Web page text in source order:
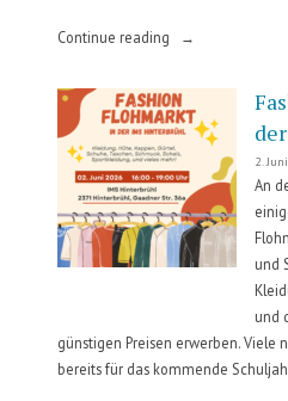
Continue reading
„Gemeinsam
Österreich“
2.
An
und
und
günstigen Preisen erwerben. Viele
bereits für das kommende